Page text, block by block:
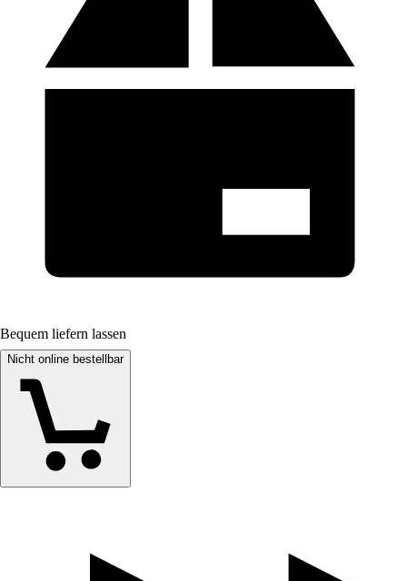
Bequem liefern lassen
Nicht online bestellbar